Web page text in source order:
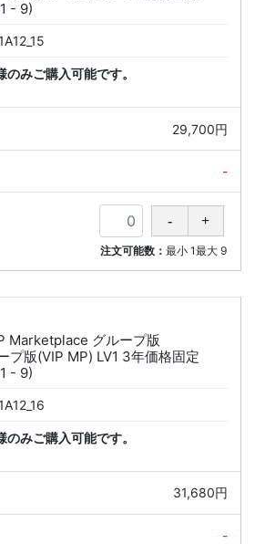
- 9)
みご購入可能です。
29,700円
-
注文可能数：最小 1最大 9
Marketplace グループ版
プ版(VIP MP) LV1 3年価格固定
- 9)
みご購入可能です。
31,680円
-